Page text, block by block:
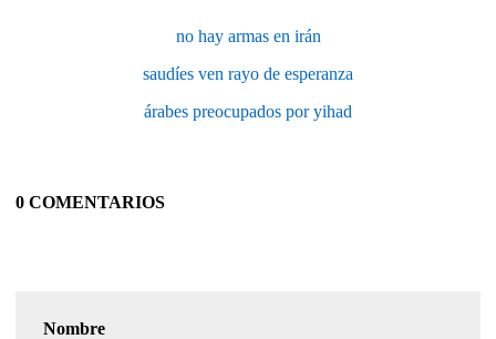
no hay armas en irán
saudíes ven rayo de esperanza
árabes preocupados por yihad
0 COMENTARIOS
Nombre